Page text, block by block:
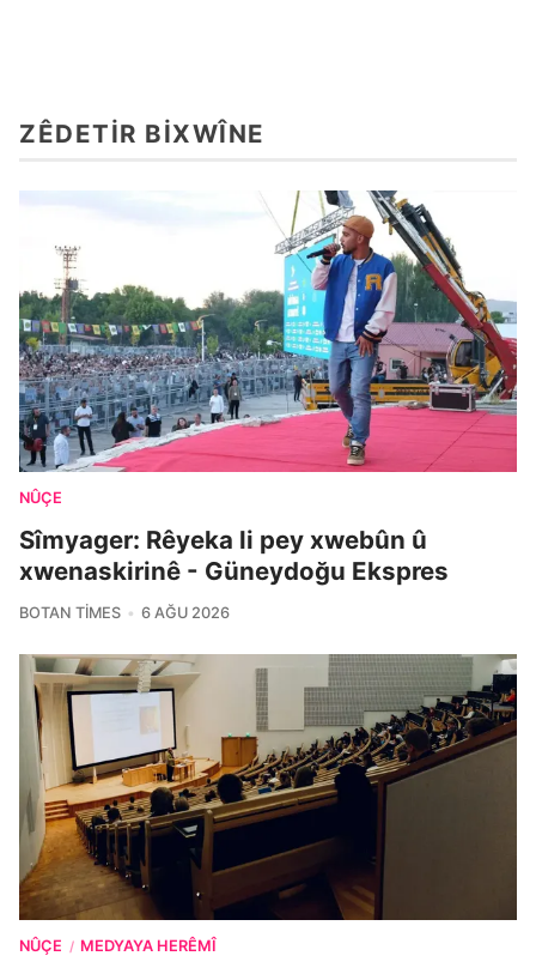
ZÊDETIR BIXWÎNE
NÛÇE
Sîmyager: Rêyeka li pey xwebûn û
xwenaskirinê - Güneydoğu Ekspres
BOTAN TIMES 6 AĞU 2026
NÛÇE / MEDYAYA HERÊMÎ